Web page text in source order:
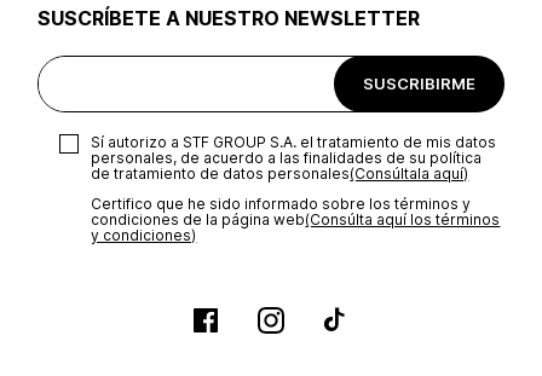
SUSCRÍBETE A NUESTRO NEWSLETTER
SUSCRIBIRME
Sí autorizo a STF GROUP S.A. el tratamiento de mis datos
personales, de acuerdo a las finalidades de su política
de tratamiento de datos personales‎(Consúltala aquí)
Certifico que he sido informado sobre los términos y
condiciones de la página web‎(Consúlta aquí los términos
y condiciones)